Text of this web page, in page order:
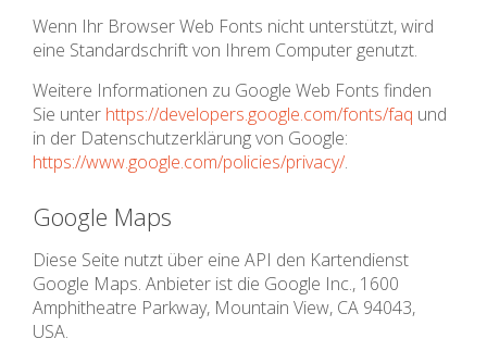
Wenn Ihr Browser Web Fonts nicht unterstützt, wird
eine Standardschrift von Ihrem Computer genutzt.
Weitere Informationen zu Google Web Fonts finden
Sie unter https://developers.google.com/fonts/faq und
in der Datenschutzerklärung von Google:
https://www.google.com/policies/privacy/.
Google Maps
Diese Seite nutzt über eine API den Kartendienst
Google Maps. Anbieter ist die Google Inc., 1600
Amphitheatre Parkway, Mountain View, CA 94043,
USA.